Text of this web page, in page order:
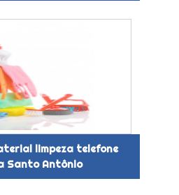
limpeza telefone
Santo Antônio